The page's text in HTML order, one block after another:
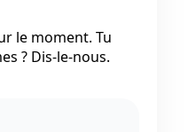
le moment. Tu
? Dis-le-nous.